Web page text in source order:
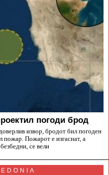
погоди брод
извор, бродот бил погоден
пожар. Пожарот е изгаснат, а
се вели